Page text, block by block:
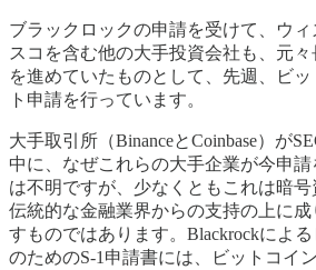
ブラックロックの申請を受けて、ウ
スコを含む他の大手投資会社も、元
を進めていたものとして、先週、ビ
ト申請を行っています。
大手取引所（BinanceとCoinbase）が
中に、なぜこれらの大手企業が今申
は不明ですが、少なくともこれは暗号
伝統的な金融業界からの支持の上に
すものではあります。Blackrockによ
のためのS-1申請書には、ビットコイ